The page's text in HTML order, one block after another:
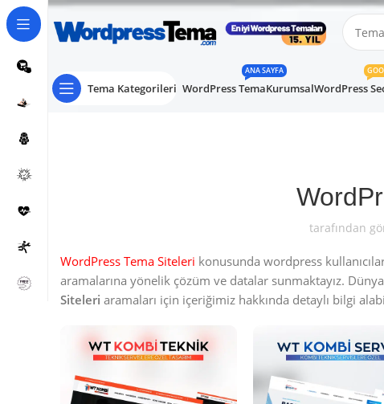
Tema Kategorileri WordPress Tema
ANA SAYFA
KurumsalWordPress
tarafından
WordPress Tema Siteleri konusunda wordpress
aramalarına yönelik çözüm ve datalar sunmaktayız.
Siteleri aramaları için içeriğimiz hakkında detaylı bilgi